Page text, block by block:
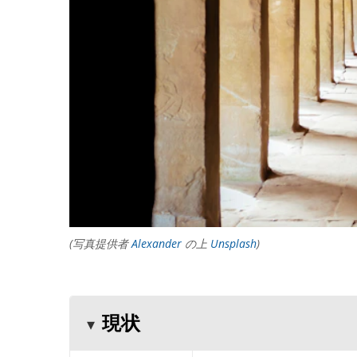
(写真提供者Alexander の上 Unsplash)
現状